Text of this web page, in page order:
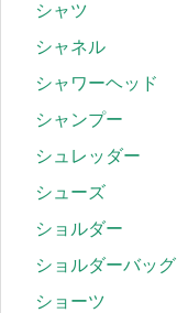
シャツ
シャネル
シャワーヘッド
シャンプー
シュレッダー
シューズ
ショルダー
ショルダーバッグ
ショーツ